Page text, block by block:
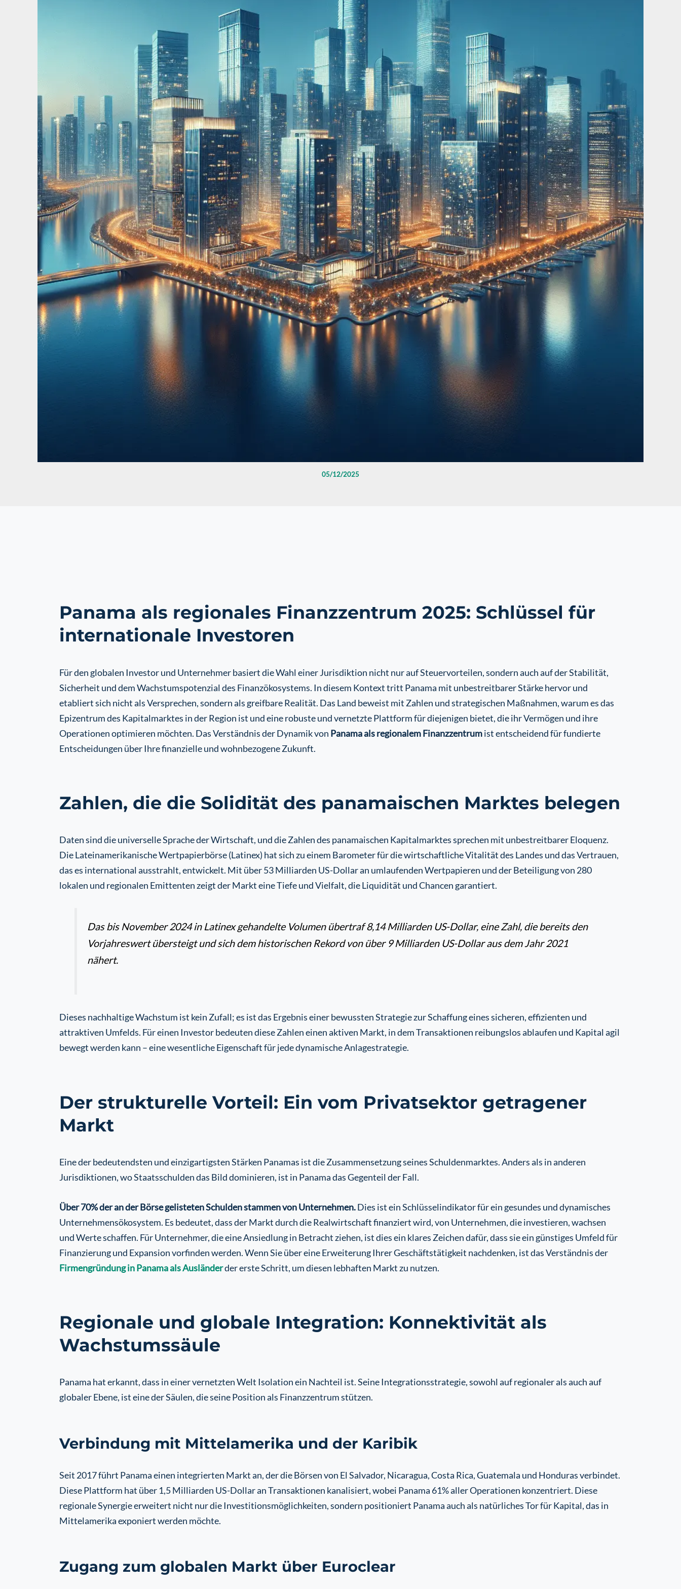
05/12/2025
Panama als regionales Finanzzentrum 2025: Schlüssel für
internationale Investoren
Für den globalen Investor und Unternehmer basiert die Wahl einer Jurisdiktion nicht nur auf Steuervorteilen, sondern auch auf der Stabilität,
Sicherheit und dem Wachstumspotenzial des Finanzökosystems. In diesem Kontext tritt Panama mit unbestreitbarer Stärke hervor und
etabliert sich nicht als Versprechen, sondern als greifbare Realität. Das Land beweist mit Zahlen und strategischen Maßnahmen, warum es das
Epizentrum des Kapitalmarktes in der Region ist und eine robuste und vernetzte Plattform für diejenigen bietet, die ihr Vermögen und ihre
Operationen optimieren möchten. Das Verständnis der Dynamik von Panama als regionalem Finanzzentrumist entscheidend für fundierte
Entscheidungen über Ihre finanzielle und wohnbezogene Zukunft.
Zahlen, die die Solidität des panamaischen Marktes belegen
Daten sind die universelle Sprache der Wirtschaft, und die Zahlen des panamaischen Kapitalmarktes sprechen mit unbestreitbarer Eloquenz.
Die Lateinamerikanische Wertpapierbörse (Latinex) hat sich zu einem Barometer für die wirtschaftliche Vitalität des Landes und das Vertrauen,
das es international ausstrahlt, entwickelt. Mit über 53 Milliarden US-Dollar an umlaufenden Wertpapieren und der Beteiligung von 280
lokalen und regionalen Emittenten zeigt der Markt eine Tiefe und Vielfalt, die Liquidität und Chancen garantiert.
Das bis November 2024 in Latinex gehandelte Volumen übertraf 8,14 Milliarden US-Dollar, eine Zahl, die bereits den
Vorjahreswert übersteigt und sich dem historischen Rekord von über 9 Milliarden US-Dollar aus dem Jahr 2021
nähert.
Dieses nachhaltige Wachstum ist kein Zufall; es ist das Ergebnis einer bewussten Strategie zur Schaffung eines sicheren, effizienten und
attraktiven Umfelds. Für einen Investor bedeuten diese Zahlen einen aktiven Markt, in dem Transaktionen reibungslos ablaufen und Kapital agil
bewegt werden kann – eine wesentliche Eigenschaft für jede dynamische Anlagestrategie.
Der strukturelle Vorteil: Ein vom Privatsektor getragener
Markt
Eine der bedeutendsten und einzigartigsten Stärken Panamas ist die Zusammensetzung seines Schuldenmarktes. Anders als in anderen
Jurisdiktionen, wo Staatsschulden das Bild dominieren, ist in Panama das Gegenteil der Fall.
Über 70% der an der Börse gelisteten Schulden stammen von Unternehmen.Dies ist ein Schlüsselindikator für ein gesundes und dynamisches
Unternehmensökosystem. Es bedeutet, dass der Markt durch die Realwirtschaft finanziert wird, von Unternehmen, die investieren, wachsen
und Werte schaffen. Für Unternehmer, die eine Ansiedlung in Betracht ziehen, ist dies ein klares Zeichen dafür, dass sie ein günstiges Umfeld für
Finanzierung und Expansion vorfinden werden. Wenn Sie über eine Erweiterung Ihrer Geschäftstätigkeit nachdenken, ist das Verständnis der
Firmengründung in Panama als Ausländerder erste Schritt, um diesen lebhaften Markt zu nutzen.
Regionale und globale Integration: Konnektivität als
Wachstumssäule
Panama hat erkannt, dass in einer vernetzten Welt Isolation ein Nachteil ist. Seine Integrationsstrategie, sowohl auf regionaler als auch auf
globaler Ebene, ist eine der Säulen, die seine Position als Finanzzentrum stützen.
Verbindung mit Mittelamerika und der Karibik
Seit 2017 führt Panama einen integrierten Markt an, der die Börsen von El Salvador, Nicaragua, Costa Rica, Guatemala und Honduras verbindet.
Diese Plattform hat über 1,5 Milliarden US-Dollar an Transaktionen kanalisiert, wobei Panama 61% aller Operationen konzentriert. Diese
regionale Synergie erweitert nicht nur die Investitionsmöglichkeiten, sondern positioniert Panama auch als natürliches Tor für Kapital, das in
Mittelamerika exponiert werden möchte.
Zugang zum globalen Markt über Euroclear